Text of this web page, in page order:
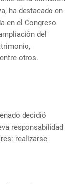
ha destacado en
en el Congreso
del
otros.
decidió
responsabilidad
realizarse